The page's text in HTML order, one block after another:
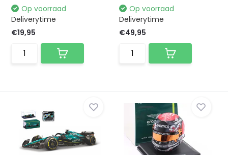
Op voorraad
Deliverytime
€19,95
Op voorraad
Deliverytime
€49,95